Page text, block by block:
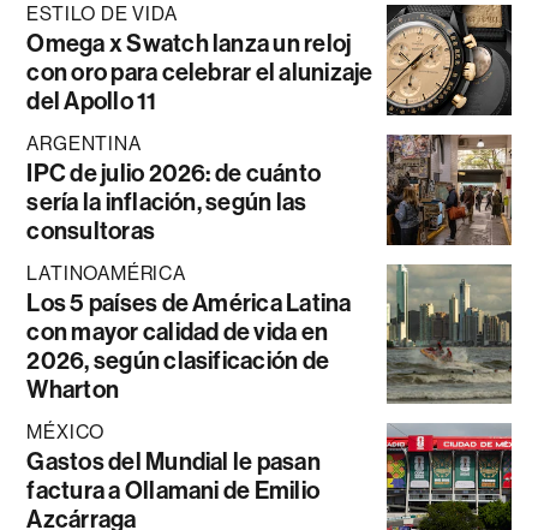
ESTILO DE VIDA
Omega x Swatch lanza un reloj
con oro para celebrar el alunizaje
del Apollo 11
ARGENTINA
IPC de julio 2026: de cuánto
sería la inflación, según las
consultoras
LATINOAMÉRICA
Los 5 países de América Latina
con mayor calidad de vida en
2026, según clasificación de
Wharton
MÉXICO
Gastos del Mundial le pasan
factura a Ollamani de Emilio
Azcárraga